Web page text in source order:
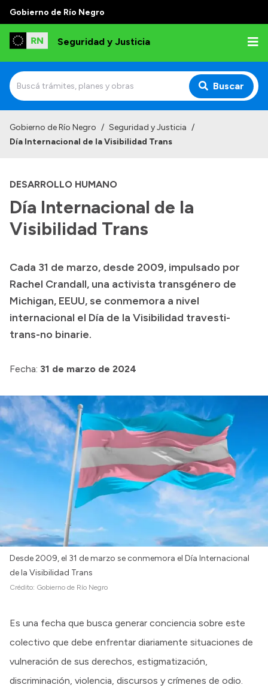
Gobierno de Río Negro
Seguridad y Justicia
Buscar
Delegaciones
Normativa
Transparencia
Presupuesto
Boletín Oficial
Consulta de expedientes
Convocatorias
Intranet
Login
Gobierno de Río Negro / Seguridad y Justicia /
Día Internacional de la Visibilidad Trans
DESARROLLO HUMANO
Día Internacional de la
Visibilidad Trans
Cada 31 de marzo, desde 2009, impulsado por
Rachel Crandall, una activista transgénero de
Michigan, EEUU, se conmemora a nivel
internacional el Día de la Visibilidad travesti-
trans-no binarie.
Fecha: 31 de marzo de 2024
Desde 2009, el 31 de marzo se conmemora el Día Internacional
de la Visibilidad Trans
Crédito: Gobierno de Río Negro
Es una fecha que busca generar conciencia sobre este
colectivo que debe enfrentar diariamente situaciones de
vulneración de sus derechos, estigmatización,
discriminación, violencia, discursos y crímenes de odio.